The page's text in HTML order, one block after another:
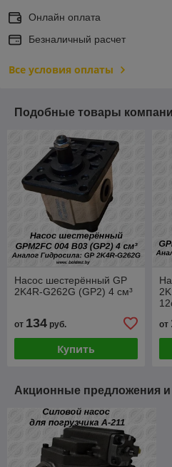
Онлайн оплата
Безналичный расчет
Все условия оплаты
Подобные товары
Насос шестерённый GP
2K4R-G262G (GP2) 4 см³
от 134 руб.
Купить
от
Акционные предложения и